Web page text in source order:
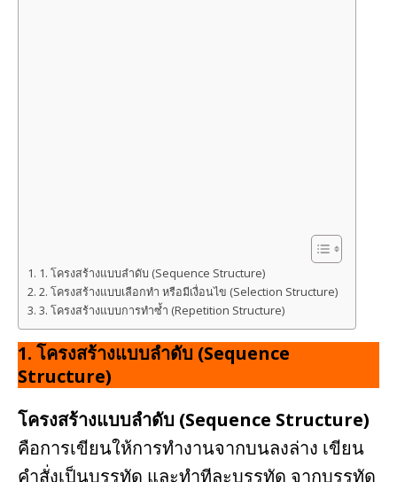
1. โครงสร้างแบบลำดับ (Sequence Structure)
2. โครงสร้างแบบเลือกทำ หรือมีเงื่อนไข (Selection Structure)
3. โครงสร้างแบบการทำซ้ำ (Repetition Structure)
1. โครงสร้างแบบลำดับ (Sequence
Structure)
โครงสร้างแบบลำดับ (Sequence Structure)
คือการเขียนให้การทำงานจากบนลงล่าง เขียน
คำสั่งเป็นบรรทัด และทำทีละบรรทัด จากบรรทัด